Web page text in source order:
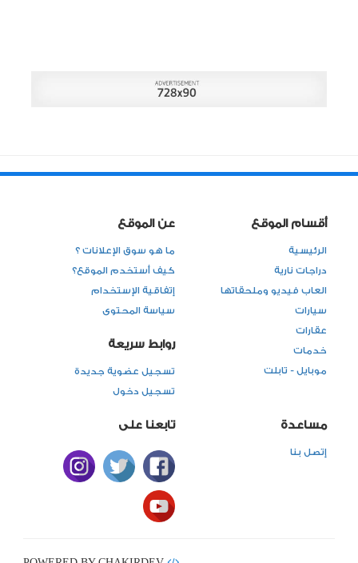
أقسام الموقع
الرئيسية
دراجات نارية
العاب فيديو وملحقاتها
سيارات
عقارات
خدمات
موبايل - تابلت
عن الموقع
ما هو سوق الإعلانات ؟
كيف أستخدم الموقع؟
إتفاقية الإستخدام
سياسة المحتوى
روابط سريعة
تسجيل عضوية جديدة
تسجيل دخول
مساعدة
إتصل بنا
تابعنا على